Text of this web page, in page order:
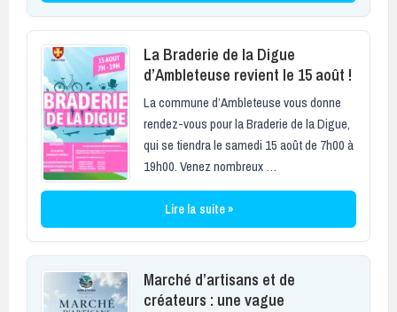
La Braderie de la Digue
d’Ambleteuse revient le 15 août !
La commune d’Ambleteuse vous donne
rendez-vous pour la Braderie de la Digue,
qui se tiendra le samedi 15 août de 7h00 à
19h00. Venez nombreux …
Lire la suite »
Marché d’artisans et de
créateurs : une vague